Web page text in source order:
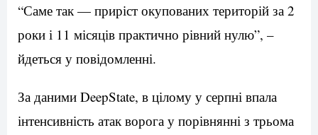
“Саме так — приріст окупованих територій за 2
роки і 11 місяців практично рівний нулю”, –
йдеться у повідомленні.
За даними DeepState, в цілому у серпні впала
інтенсивність атак ворога у порівнянні з трьома